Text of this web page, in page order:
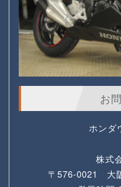
お
ホンダ
株式
〒576-0021 大